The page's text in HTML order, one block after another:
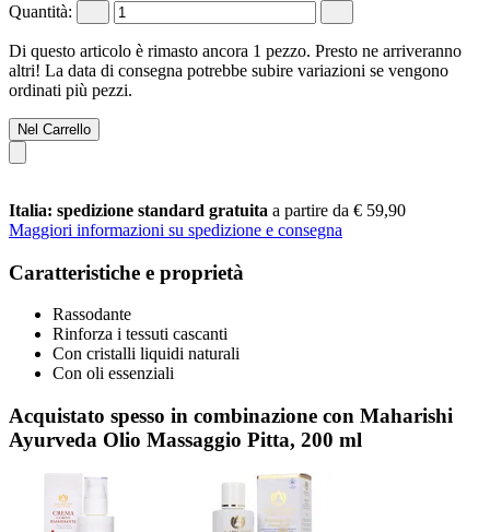
Quantità:
Di questo articolo è rimasto ancora 1 pezzo. Presto ne arriveranno
altri! La data di consegna potrebbe subire variazioni se vengono
ordinati più pezzi.
Nel Carrello
Italia: spedizione standard gratuita a partire da € 59,90
Maggiori informazioni su spedizione e consegna
Caratteristiche e proprietà
Rassodante
Rinforza i tessuti cascanti
Con cristalli liquidi naturali
Con oli essenziali
Acquistato spesso in combinazione con Maharishi
Ayurveda Olio Massaggio Pitta, 200 ml